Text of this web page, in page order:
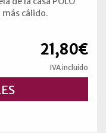
más cálido.
21,80€
IVA incluido